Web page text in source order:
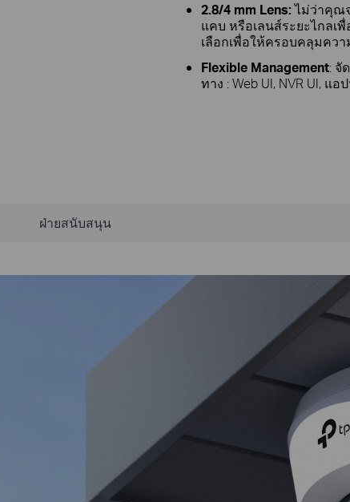
2.8/4 mm Lens:ไม่ว่าคุณ
แคบ หรือเลนส์ระยะไกลเ
เลือกเพื่อให้ครอบคลุมคว
Flexible Management: จั
ทาง : Web UI, NVR UI, แ
ฝ่ายสนับสนุน